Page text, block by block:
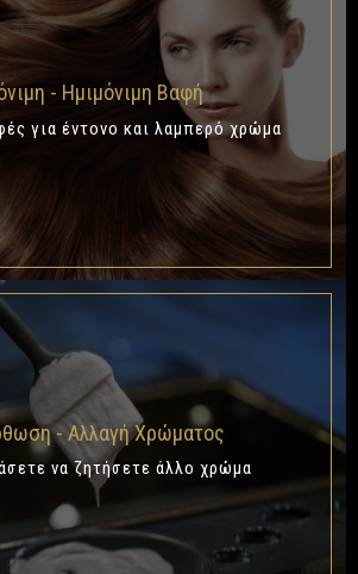
- Ημιμόνιμη Βαφή
για έντονο και λαμπερό χρώμα
- Αλλαγή Χρώματος
να ζητήσετε άλλο χρώμα